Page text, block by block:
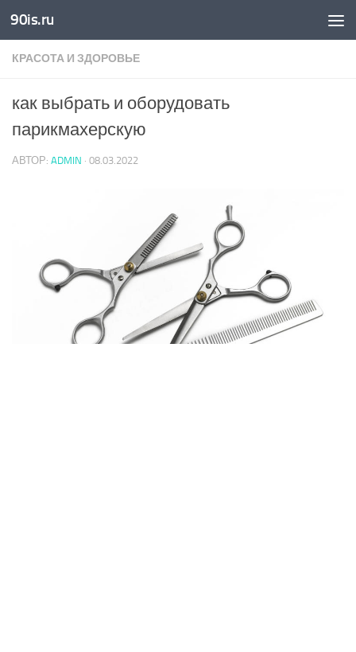
Skip to content
90is.ru
КРАСОТА И ЗДОРОВЬЕ
как выбрать и оборудовать
парикмахерскую
АВТОР: ADMIN · 08.03.2022